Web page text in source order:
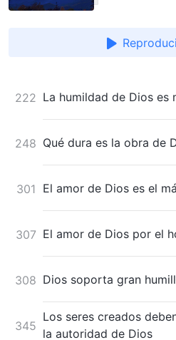
222 La humildad de Dios es
248 Qué dura es la obra de
301 El amor de Dios es el
307 El amor de Dios por el
308 Dios soporta gran
345
Los seres creados
la autoridad de Dios